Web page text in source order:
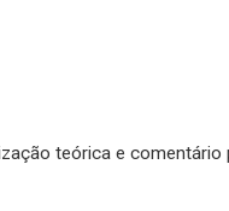
teórica e comentário